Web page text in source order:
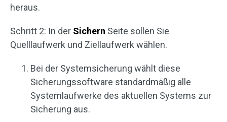
heraus.
Schritt 2: In der Sichern Seite sollen Sie
Quelllaufwerk und Ziellaufwerk wählen.
Bei der Systemsicherung wählt diese
Sicherungssoftware standardmäßig alle
Systemlaufwerke des aktuellen Systems zur
Sicherung aus.